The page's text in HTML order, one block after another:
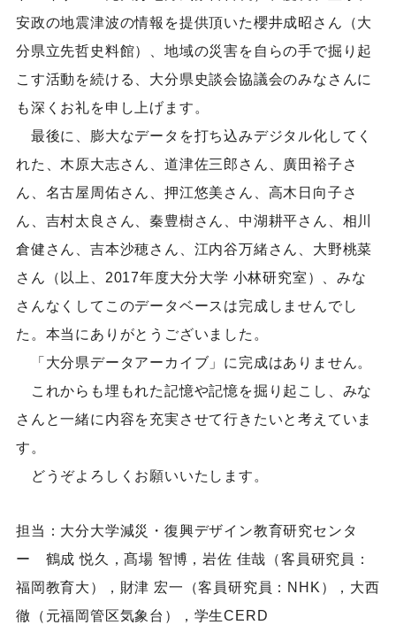
安政の地震津波の情報を提供頂いた櫻井成昭さん（大
分県立先哲史料館）、地域の災害を自らの手で掘り起
こす活動を続ける、大分県史談会協議会のみなさんに
も深くお礼を申し上げます。
最後に、膨大なデータを打ち込みデジタル化してく
れた、木原大志さん、道津佐三郎さん、廣田裕子さ
ん、名古屋周佑さん、押江悠美さん、高木日向子さ
ん、吉村太良さん、秦豊樹さん、中湖耕平さん、相川
倉健さん、吉本沙穂さん、江内谷万緒さん、大野桃菜
さん（以上、2017年度大分大学 小林研究室）、みな
さんなくしてこのデータベースは完成しませんでし
た。本当にありがとうございました。
「大分県データアーカイブ」に完成はありません。
これからも埋もれた記憶や記憶を掘り起こし、みな
さんと一緒に内容を充実させて行きたいと考えていま
す。
どうぞよろしくお願いいたします。
担当：大分大学減災・復興デザイン教育研究センタ
ー 鶴成 悦久，髙場 智博，岩佐 佳哉（客員研究員：
福岡教育大），財津 宏一（客員研究員：NHK），大西
徹（元福岡管区気象台），学生CERD